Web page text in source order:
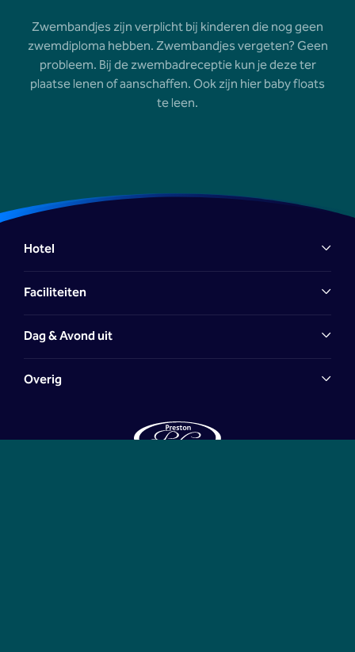
Zwembandjes zijn verplicht bij kinderen die nog geen
zwemdiploma hebben. Zwembandjes vergeten? Geen
probleem. Bij de zwembadreceptie kun je deze ter
plaatse lenen of aanschaffen. Ook zijn hier baby floats
te leen.
Hotel
Faciliteiten
Dag & Avond uit
Overig